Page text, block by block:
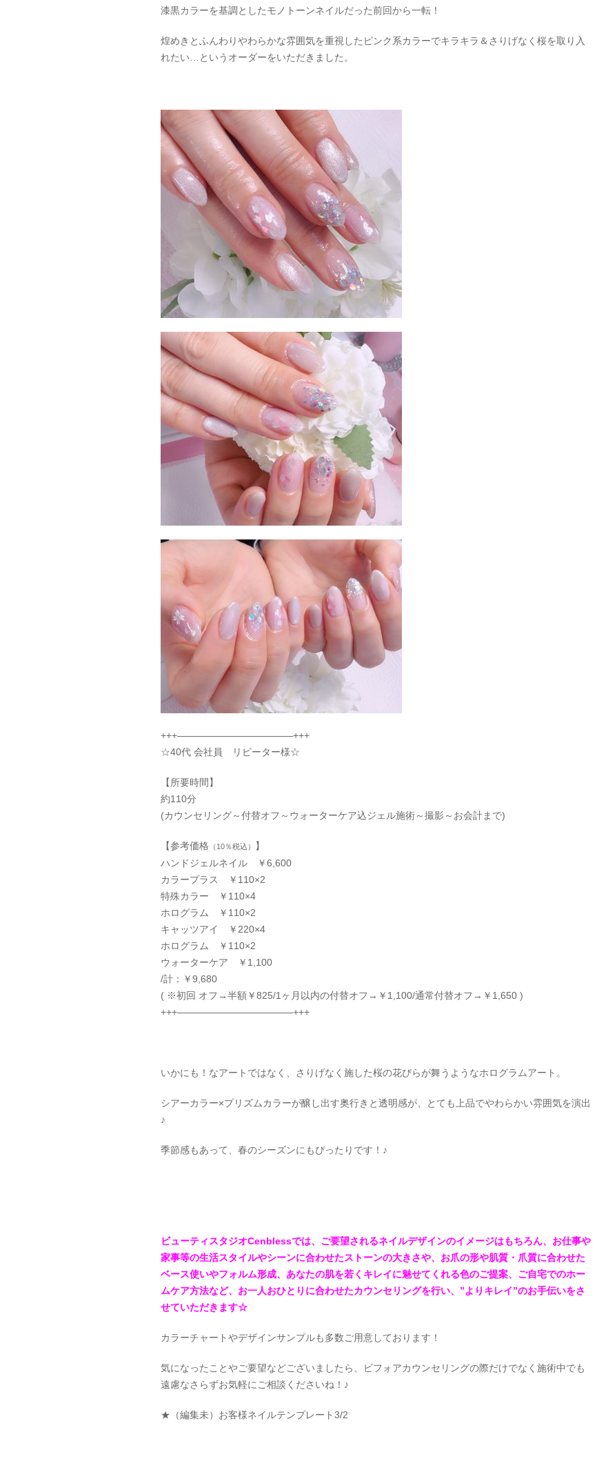
漆黒カラーを基調としたモノトーンネイルだった前回から一転！
煌めきとふんわりやわらかな雰囲気を重視したピンク系カラーでキラキラ＆さりげなく桜を取り入
れたい…というオーダーをいただきました。
+++————————————+++
☆40代 会社員 リピーター様☆
【所要時間】
約110分
(カウンセリング～付替オフ～ウォーターケア込ジェル施術～撮影～お会計まで)
【参考価格 （10％税込）
】
ハンドジェルネイル ￥6,600
カラープラス ￥110×2
特殊カラー ￥110×4
ホログラム ￥110×2
キャッツアイ ￥220×4
ホログラム ￥110×2
ウォーターケア ￥1,100
/計：￥9,680
( ※初回 オフ→半額￥825/1ヶ月以内の付替オフ→￥1,100/通常付替オフ→￥1,650 )
+++————————————+++
いかにも！なアートではなく、さりげなく施した桜の花びらが舞うようなホログラムアート。
シアーカラー×プリズムカラーが醸し出す奥行きと透明感が、とても上品でやわらかい雰囲気を演出
♪
季節感もあって、春のシーズンにもぴったりです！♪
ビューティスタジオCenblessでは、ご要望されるネイルデザインのイメージはもちろん、お仕事や
家事等の生活スタイルやシーンに合わせたストーンの大きさや、お爪の形や肌質・爪質に合わせた
ベース使いやフォルム形成、あなたの肌を若くキレイに魅せてくれる色のご提案、ご自宅でのホー
ムケア方法など、お一人おひとりに合わせたカウンセリングを行い、”よりキレイ”のお手伝いをさ
せていただきます☆
カラーチャートやデザインサンプルも多数ご用意しております！
気になったことやご要望などございましたら、ビフォアカウンセリングの際だけでなく施術中でも
遠慮なさらずお気軽にご相談くださいね！♪
★（編集未）お客様ネイルテンプレート3/2